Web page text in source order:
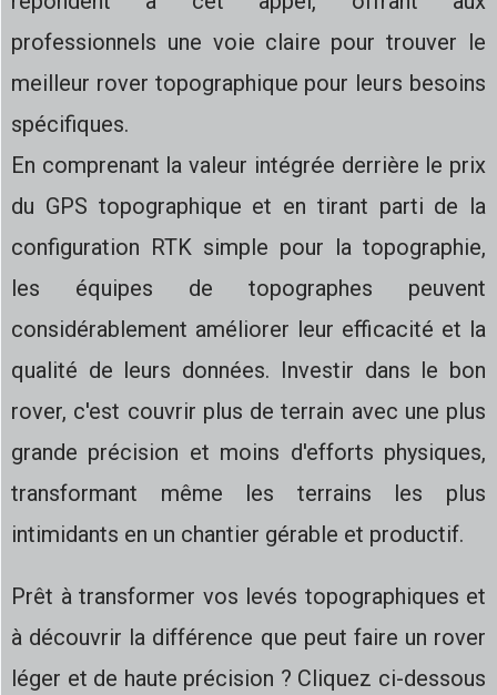
professionnels une voie claire pour trouver le
meilleur rover topographique pour leurs besoins
spécifiques.
En comprenant la valeur intégrée derrière le prix
du GPS topographique et en tirant parti de la
configuration RTK simple pour la topographie,
les équipes de topographes peuvent
considérablement améliorer leur efficacité et la
qualité de leurs données. Investir dans le bon
rover, c'est couvrir plus de terrain avec une plus
grande précision et moins d'efforts physiques,
transformant même les terrains les plus
intimidants en un chantier gérable et productif.
Prêt à transformer vos levés topographiques et
à découvrir la différence que peut faire un rover
léger et de haute précision ? Cliquez ci-dessous